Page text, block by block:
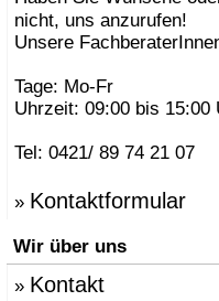
nicht, uns anzurufen!
Unsere
Tage: Mo-Fr
Uhrzeit: 09:00 bis 15:00
Tel: 0421/ 89 74 21 07
» Kontaktformular
Wir über uns
» Kontakt